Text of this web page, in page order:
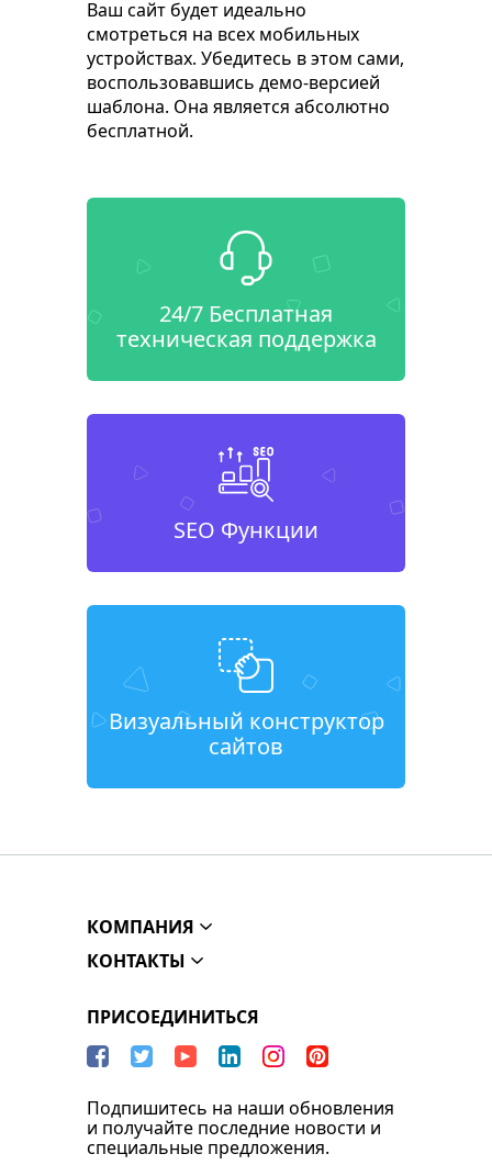
Ваш сайт будет идеально
смотреться на всех мобильных
устройствах. Убедитесь в этом сами,
воспользовавшись демо-версией
шаблона. Она является абсолютно
бесплатной.
24/7 Бесплатная
техническая поддержка
SEO Функции
Визуальный конструктор
сайтов
КОМПАНИЯ
КОНТАКТЫ
ПРИСОЕДИНИТЬСЯ
Подпишитесь на наши обновления
и получайте последние новости и
специальные предложения.